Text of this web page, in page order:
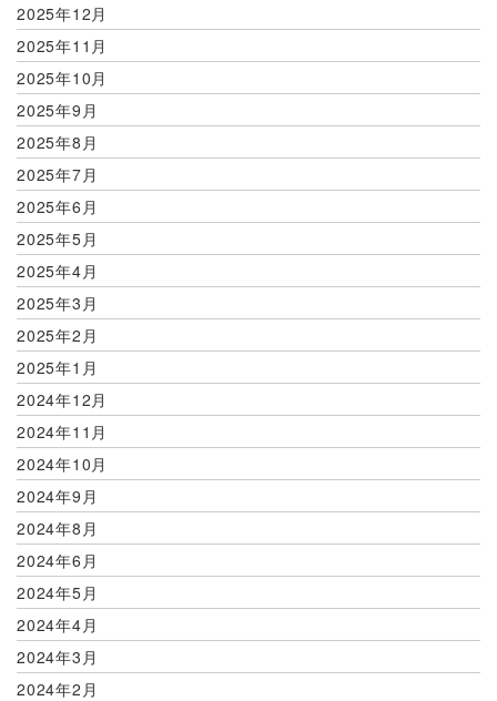
2025年12月
2025年11月
2025年10月
2025年9月
2025年8月
2025年7月
2025年6月
2025年5月
2025年4月
2025年3月
2025年2月
2025年1月
2024年12月
2024年11月
2024年10月
2024年9月
2024年8月
2024年6月
2024年5月
2024年4月
2024年3月
2024年2月